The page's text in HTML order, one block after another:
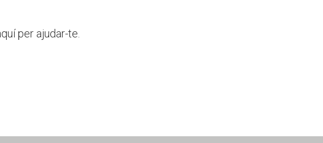
per ajudar-te.